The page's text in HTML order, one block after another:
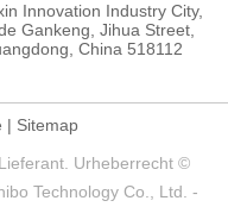
Innovation Industry City,
Gankeng, Jihua Street,
China 518112
| Sitemap
Urheberrecht ©
Technology Co., Ltd. -